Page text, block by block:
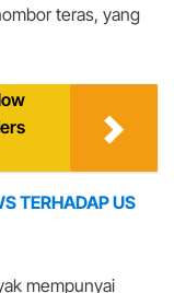
teras, yang
TERHADAP US
mempunyai